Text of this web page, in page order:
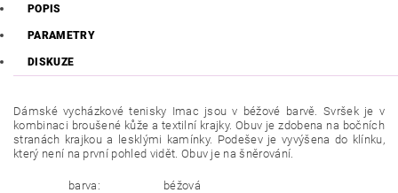
POPIS
PARAMETRY
DISKUZE
Dámské vycházkové tenisky Imac jsou v béžové barvě. Svršek je v
kombinaci broušené kůže a textilní krajky. Obuv je zdobena na bočních
stranách krajkou a lesklými kamínky. Podešev je vyvýšena do klínku,
který není na první pohled vidět. Obuv je na šněrování.
barva: béžová